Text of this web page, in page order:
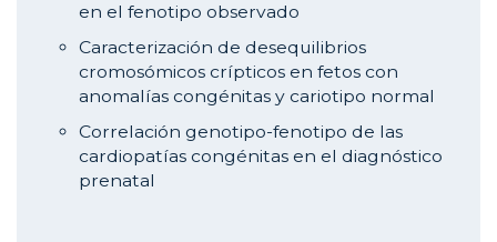
en el fenotipo observado
Caracterización de desequilibrios
cromosómicos crípticos en fetos con
anomalías congénitas y cariotipo normal
Correlación genotipo-fenotipo de las
cardiopatías congénitas en el diagnóstico
prenatal